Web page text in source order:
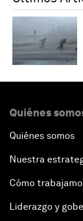
Quiénes
Quiénes somos
Nuestra
Cómo
Liderazgo y